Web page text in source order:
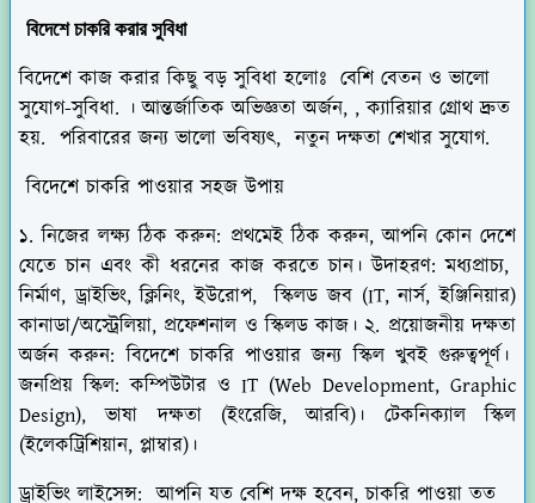
বিদেশে চাকরি করার সুবিধা
বিদেশে কাজ করার কিছু বড় সুবিধা হলোঃ বেশি বেতন ও ভালো
সুযোগ-সুবিধা. । আন্তর্জাতিক অভিজ্ঞতা অর্জন, , ক্যারিয়ার গ্রোথ দ্রুত
হয়. পরিবারের জন্য ভালো ভবিষ্যৎ, নতুন দক্ষতা শেখার সুযোগ.
বিদেশে চাকরি পাওয়ার সহজ উপায়
১. নিজের লক্ষ্য ঠিক করুন: প্রথমেই ঠিক করুন, আপনি কোন দেশে
যেতে চান এবং কী ধরনের কাজ করতে চান। উদাহরণ: মধ্যপ্রাচ্য,
নির্মাণ, ড্রাইভিং, ক্লিনিং, ইউরোপ, স্কিলড জব (IT, নার্স, ইঞ্জিনিয়ার)
কানাডা/অস্ট্রেলিয়া, প্রফেশনাল ও স্কিলড কাজ। ২. প্রয়োজনীয় দক্ষতা
অর্জন করুন: বিদেশে চাকরি পাওয়ার জন্য স্কিল খুবই গুরুত্বপূর্ণ।
জনপ্রিয় স্কিল: কম্পিউটার ও IT (Web Development, Graphic
Design), ভাষা দক্ষতা (ইংরেজি, আরবি)। টেকনিক্যাল স্কিল
(ইলেকট্রিশিয়ান, প্লাম্বার)।
ড্রাইভিং লাইসেন্স: আপনি যত বেশি দক্ষ হবেন, চাকরি পাওয়া তত